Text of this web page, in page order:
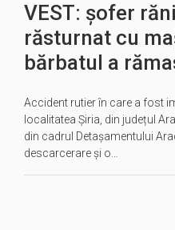
VEST: șofer
răsturnat cu
bărbatul a
Accident rutier în care a fost
localitatea Șiria, din județul
din cadrul Detașamentului
descarcerare și o…